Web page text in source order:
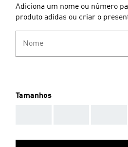
Adiciona um nome ou número
produto adidas ou criar o
Nome
Tamanhos